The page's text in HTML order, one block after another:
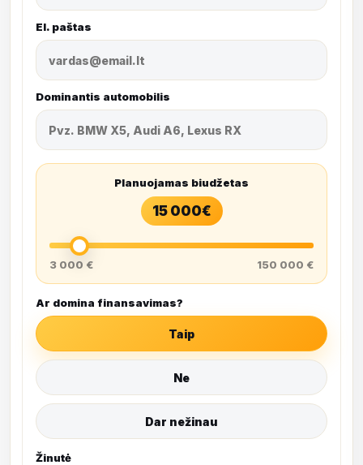
El. paštas
Dominantis automobilis
Planuojamas biudžetas
15 000€
3 000 € 150 000 €
Ar domina finansavimas?
Taip
Ne
Dar nežinau
Žinutė